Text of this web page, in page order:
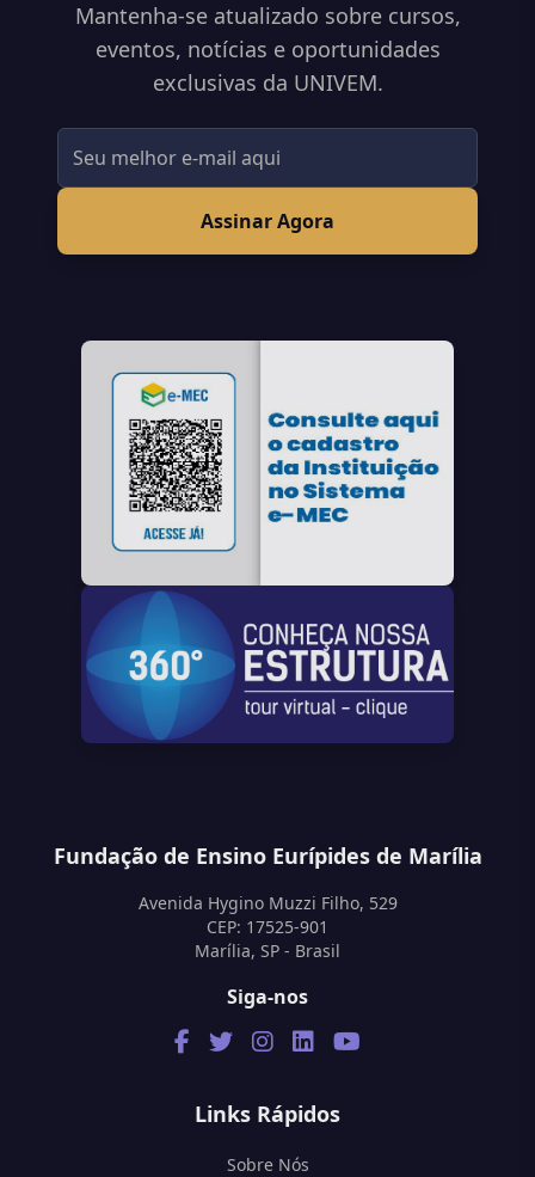
Mantenha-se atualizado sobre cursos,
eventos, notícias e oportunidades
exclusivas da UNIVEM.
Assinar Agora
Fundação de Ensino Eurípides de Marília
Avenida Hygino Muzzi Filho, 529
CEP: 17525-901
Marília, SP - Brasil
Siga-nos
Links Rápidos
Sobre Nós